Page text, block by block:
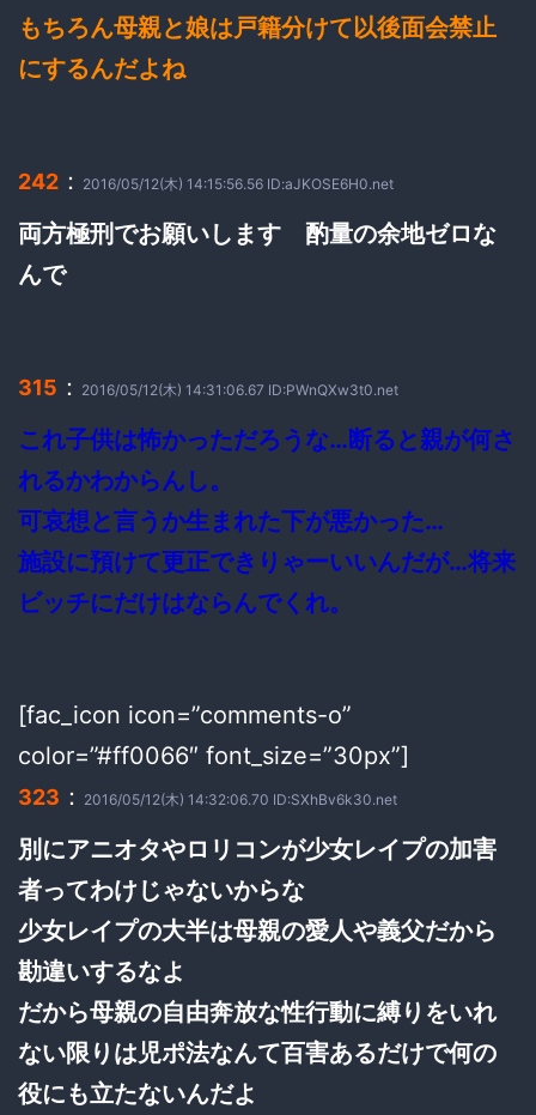
もちろん母親と娘は戸籍分けて以後面会禁止
にするんだよね
242 ： 2016/05/12(木) 14:15:56.56 ID:aJKOSE6H0.net
両方極刑でお願いします 酌量の余地ゼロな
んで
315 ： 2016/05/12(木) 14:31:06.67 ID:PWnQXw3t0.net
これ子供は怖かっただろうな…断ると親が何さ
れるかわからんし。
可哀想と言うか生まれた下が悪かった…
施設に預けて更正できりゃーいいんだが…将来
ビッチにだけはならんでくれ。
[fac_icon icon=”comments-o”
color=”#ff0066″ font_size=”30px”]
323 ： 2016/05/12(木) 14:32:06.70 ID:SXhBv6k30.net
別にアニオタやロリコンが少女レイプの加害
者ってわけじゃないからな
少女レイプの大半は母親の愛人や義父だから
勘違いするなよ
だから母親の自由奔放な性行動に縛りをいれ
ない限りは児ポ法なんて百害あるだけで何の
役にも立たないんだよ